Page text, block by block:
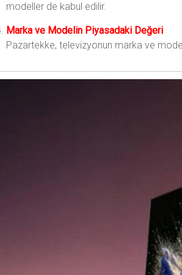
modeller de kabul edilir.
Marka ve Modelin Piyasadaki Değeri
Pazartekke, televizyonun marka ve